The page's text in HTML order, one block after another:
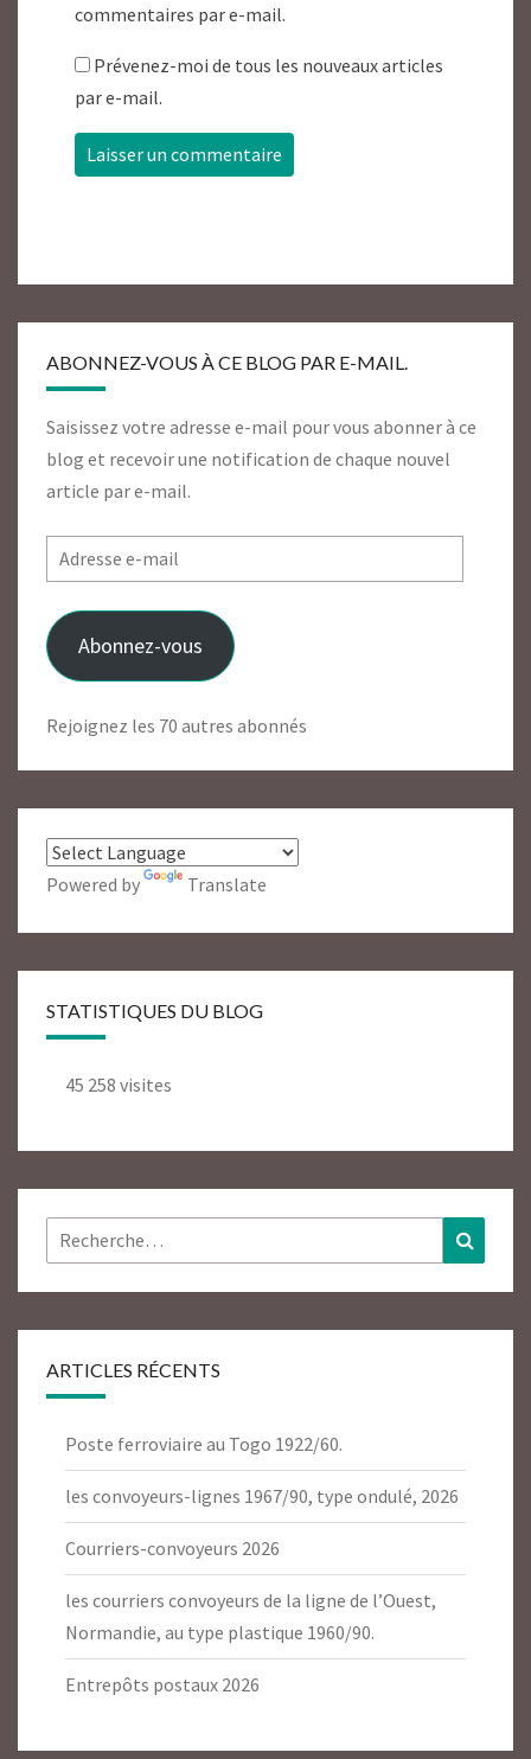
commentaires par e-mail.
Prévenez-moi de tous les nouveaux articles
par e-mail.
ABONNEZ-VOUS À CE BLOG PAR E-MAIL.
Saisissez votre adresse e-mail pour vous abonner à ce
blog et recevoir une notification de chaque nouvel
article par e-mail.
Adresse
e-
mail
Abonnez-vous
Rejoignez les 70 autres abonnés
Powered by Translate
STATISTIQUES DU BLOG
45 258 visites
Rechercher :
ARTICLES RÉCENTS
Poste ferroviaire au Togo 1922/60.
les convoyeurs-lignes 1967/90, type ondulé, 2026
Courriers-convoyeurs 2026
les courriers convoyeurs de la ligne de l’Ouest,
Normandie, au type plastique 1960/90.
Entrepôts postaux 2026